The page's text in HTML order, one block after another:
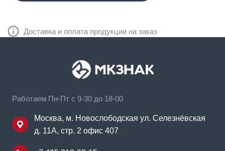
Доставка и оплата продукции на заказ
Работаем Пн-Пт с 9-30 до 18-00
Москва, м. Новослободская ул. Селезнёвская
д. 11А, стр. 2 офис 407